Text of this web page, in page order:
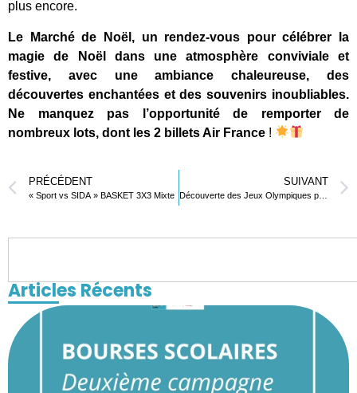
plus encore.
Le Marché de Noël, un rendez-vous pour célébrer la
magie de Noël dans une atmosphère conviviale et
festive, avec une ambiance chaleureuse, des
découvertes enchantées et des souvenirs inoubliables.
Ne manquez pas l’opportunité de remporter de
nombreux lots, dont les 2 billets Air France !
PRÉCÉDENT
« Sport vs SIDA » BASKET 3X3 Mixte
SUIVANT
Découverte des Jeux Olympiques par les petites sections de la maternelle
Articles Récents